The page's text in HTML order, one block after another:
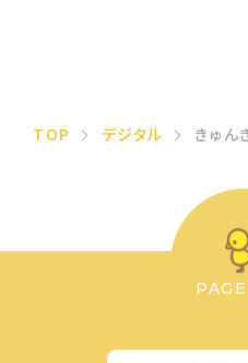
TOP デジタル きゅん